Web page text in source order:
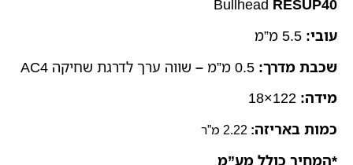
Bullhead RESUP40
עובי: 5.5 מ”מ
שכבת מדרך: 0.5 מ”מ – שווה ערך לדרגת שחיקה AC4
מידה: 122×18
כמות באריזה: 2.22 מ”ר
*המחיר כולל מע”מ